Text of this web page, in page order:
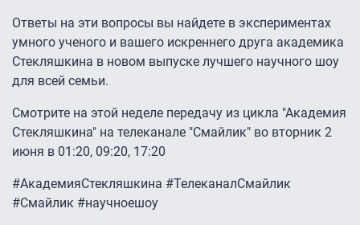
Ответы на эти вопросы вы найдете в экспериментах
умного ученого и вашего искреннего друга академика
Стекляшкина в новом выпуске лучшего научного шоу
для всей семьи.
Смотрите на этой неделе передачу из цикла "Академия
Стекляшкина" на телеканале "Смайлик" во вторник 2
июня в 01:20, 09:20, 17:20
#АкадемияСтекляшкина #ТелеканалСмайлик
#Смайлик #научноешоу